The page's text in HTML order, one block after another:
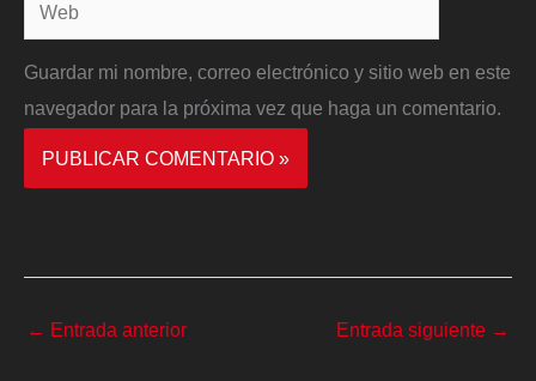
Guardar mi nombre, correo electrónico y sitio web en este
navegador para la próxima vez que haga un comentario.
← Entrada anterior Entrada siguiente →